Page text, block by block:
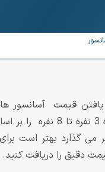
یافتن قیمت آسانسور
می گذارد بهتر است
دقیق را دریافت